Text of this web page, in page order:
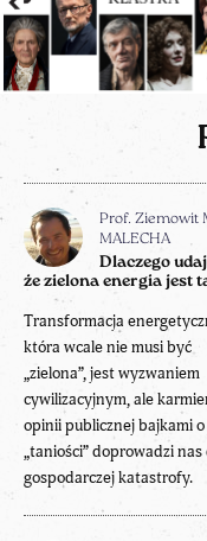
Prof. Ziemowit
MALECHA
Dlaczego
że zielona energia jest
Transformacja
która wcale nie musi być
„zielona”, jest wyzwaniem
cywilizacyjnym, ale
opinii publicznej bajkami
„taniości” doprowadzi nas
gospodarczej katastrofy.